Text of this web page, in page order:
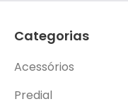
Categorias
Acessórios
Predial